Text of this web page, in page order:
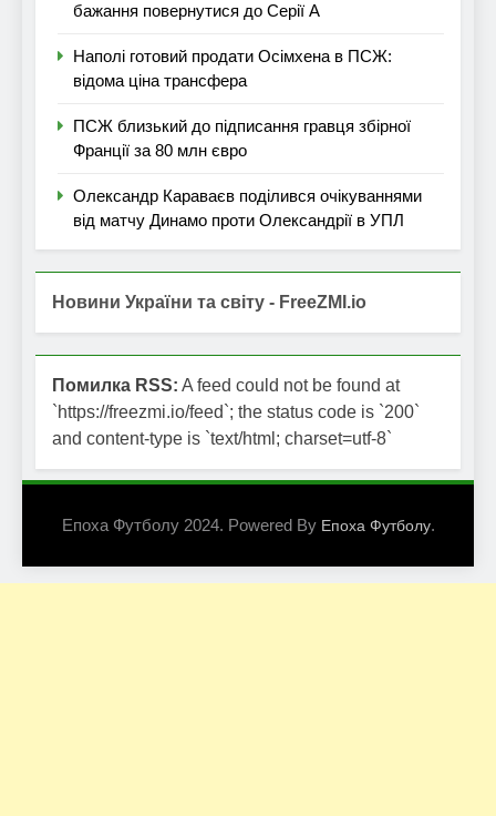
бажання повернутися до Серії А
Наполі готовий продати Осімхена в ПСЖ:
відома ціна трансфера
ПСЖ близький до підписання гравця збірної
Франції за 80 млн євро
Олександр Караваєв поділився очікуваннями
від матчу Динамо проти Олександрії в УПЛ
Новини України та світу - FreeZMI.io
Помилка RSS: A feed could not be found at
`https://freezmi.io/feed`; the status code is `200`
and content-type is `text/html; charset=utf-8`
Епоха Футболу 2024. Powered By Епоха Футболу.